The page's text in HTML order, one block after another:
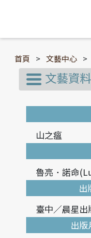
首頁 > 文藝中心 >
文藝資
山之瘟
魯亮．諾命
出
臺中／晨星出
出